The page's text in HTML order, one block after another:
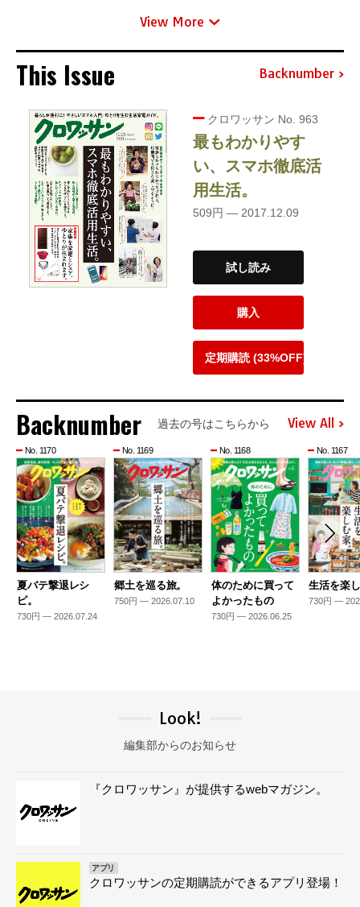
View More
This Issue Backnumber
クロワッサン No. 963
最もわかりやす
い、スマホ徹底活
用生活。
509円 — 2017.12.09
試し読み
購入
定期購読 (33%OFF)
Backnumber 過去の号はこちらから View All
No. 1170
夏バテ撃退レシ
ピ。
730円 — 2026.07.24
No. 1169
郷土を巡る旅。
750円 — 2026.07.10
No. 1168
体のために買って
よかったもの
730円 — 2026.06.25
No. 1167
生活を楽
730円 —
Look!
編集部からのお知らせ
『クロワッサン』が提供するwebマガジン。
アプリ
クロワッサンの定期購読ができるアプリ登場！